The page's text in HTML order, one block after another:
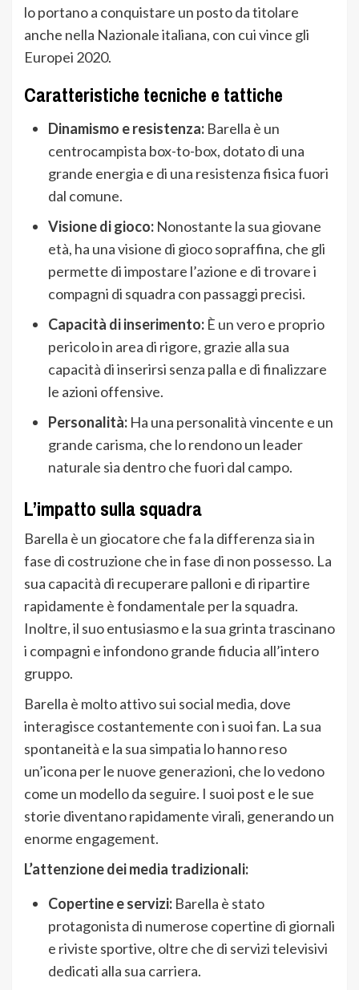
lo portano a conquistare un posto da titolare
anche nella Nazionale italiana, con cui vince gli
Europei 2020.
Caratteristiche tecniche e tattiche
Dinamismo e resistenza: Barella è un
centrocampista box-to-box, dotato di una
grande energia e di una resistenza fisica fuori
dal comune.
Visione di gioco: Nonostante la sua giovane
età, ha una visione di gioco sopraffina, che gli
permette di impostare l’azione e di trovare i
compagni di squadra con passaggi precisi.
Capacità di inserimento: È un vero e proprio
pericolo in area di rigore, grazie alla sua
capacità di inserirsi senza palla e di finalizzare
le azioni offensive.
Personalità: Ha una personalità vincente e un
grande carisma, che lo rendono un leader
naturale sia dentro che fuori dal campo.
L’impatto sulla squadra
Barella è un giocatore che fa la differenza sia in
fase di costruzione che in fase di non possesso. La
sua capacità di recuperare palloni e di ripartire
rapidamente è fondamentale per la squadra.
Inoltre, il suo entusiasmo e la sua grinta trascinano
i compagni e infondono grande fiducia all’intero
gruppo.
Barella è molto attivo sui social media, dove
interagisce costantemente con i suoi fan. La sua
spontaneità e la sua simpatia lo hanno reso
un’icona per le nuove generazioni, che lo vedono
come un modello da seguire. I suoi post e le sue
storie diventano rapidamente virali, generando un
enorme engagement.
L’attenzione dei media tradizionali:
Copertine e servizi: Barella è stato
protagonista di numerose copertine di giornali
e riviste sportive, oltre che di servizi televisivi
dedicati alla sua carriera.